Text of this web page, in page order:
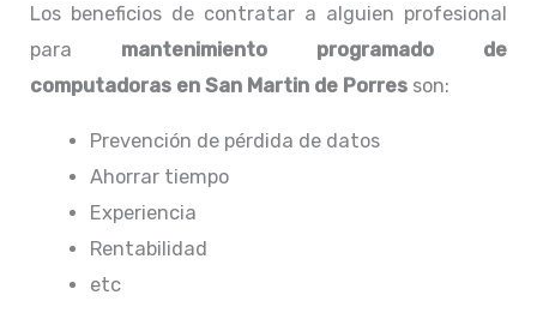
Los beneficios de contratar a alguien profesional
para mantenimiento programado de
computadoras en San Martin de Porres son:
Prevención de pérdida de datos
Ahorrar tiempo
Experiencia
Rentabilidad
etc